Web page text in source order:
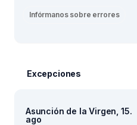
Infórmanos sobre errores
Excepciones
Asunción de la Virgen, 15.
ago